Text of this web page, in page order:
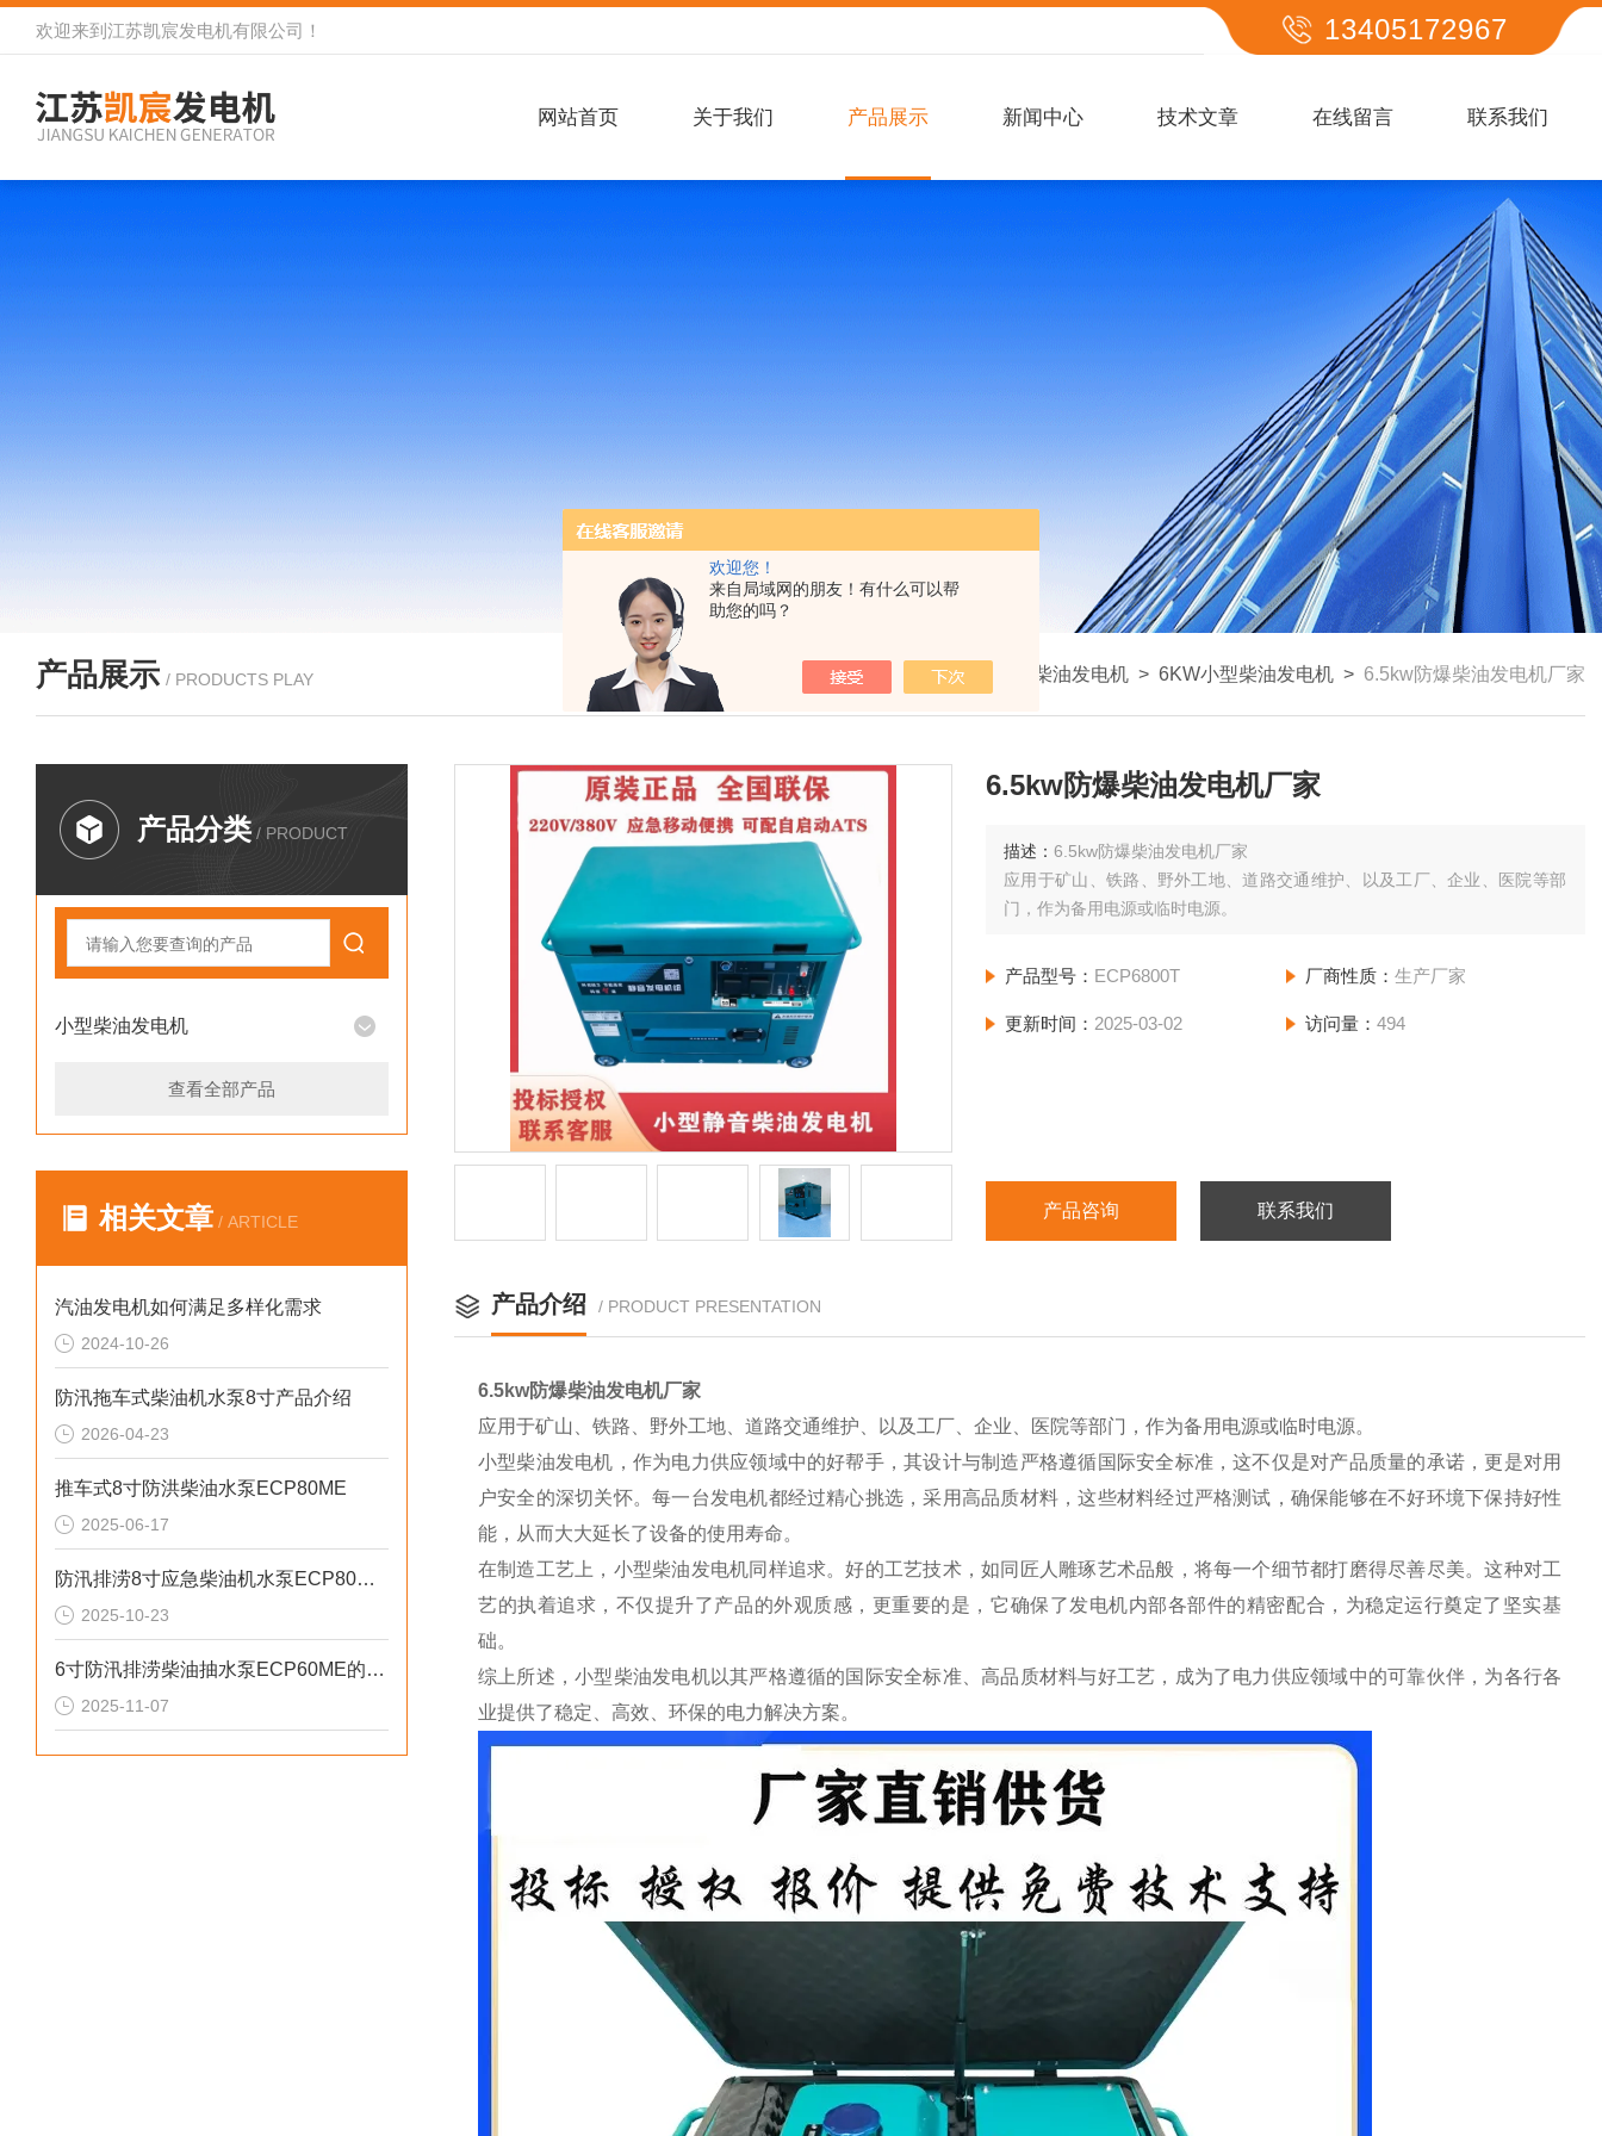
欢迎您！
来自局域网的朋友！有什么可以帮
助您的吗？
欢迎来到 江苏凯宸发电机有限公司 ！ 13405172967
网站首页 关于我们 产品展示 新闻中心 技术文章 在线留言 联系我们
产品展示 / PRODUCTS PLAY 首页> 产品展示 小型柴油发电机 > 6KW小型柴油发电机 > 6.5kw防爆柴油发电机厂家
产品分类 / PRODUCT
小型柴油发电机
查看全部产品
相关文章 / ARTICLE
汽油发电机如何满足多样化需求
2024-10-26
防汛拖车式柴油机水泵8寸产品介绍
2026-04-23
推车式8寸防洪柴油水泵ECP80ME
2025-06-17
防汛排涝8寸应急柴油机水泵ECP80ME参数
2025-10-23
6寸防汛排涝柴油抽水泵ECP60ME的重要性
2025-11-07
6.5kw防爆柴油发电机厂家
描述：6.5kw防爆柴油发电机厂家
应用于矿山、铁路、野外工地、道路交通维护、以及工厂、企业、医院等部
门，作为备用电源或临时电源。
产品型号： ECP6800T 厂商性质： 生产厂家
更新时间： 2025-03-02 访问量： 494
产品咨询 联系我们
产品介绍 / PRODUCT PRESENTATION
6.5kw防爆柴油发电机厂家
应用于矿山、铁路、野外工地、道路交通维护、以及工厂、企业、医院等部门，作为备用电源或临时电源。
小型柴油发电机，作为电力供应领域中的好帮手，其设计与制造严格遵循国际安全标准，这不仅是对产品质量的承诺，更是对用
户安全的深切关怀。每一台发电机都经过精心挑选，采用高品质材料，这些材料经过严格测试，确保能够在不好环境下保持好性
能，从而大大延长了设备的使用寿命。
在制造工艺上，小型柴油发电机同样追求。好的工艺技术，如同匠人雕琢艺术品般，将每一个细节都打磨得尽善尽美。这种对工
艺的执着追求，不仅提升了产品的外观质感，更重要的是，它确保了发电机内部各部件的精密配合，为稳定运行奠定了坚实基
础。
综上所述，小型柴油发电机以其严格遵循的国际安全标准、高品质材料与好工艺，成为了电力供应领域中的可靠伙伴，为各行各
业提供了稳定、高效、环保的电力解决方案。